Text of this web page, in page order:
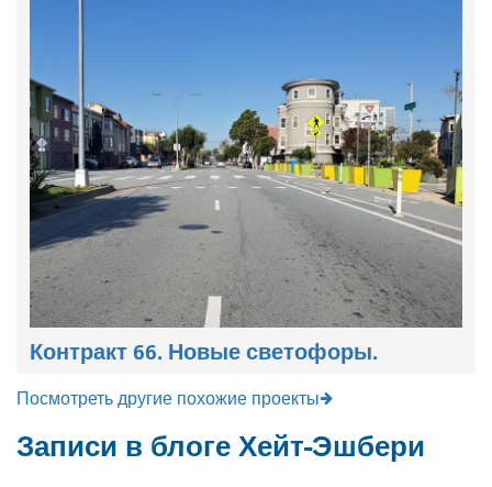
Контракт 66. Новые светофоры.
Посмотреть другие похожие проекты
Записи в блоге Хейт-Эшбери